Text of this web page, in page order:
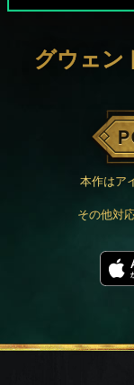
グウェン
本作はア
その他対